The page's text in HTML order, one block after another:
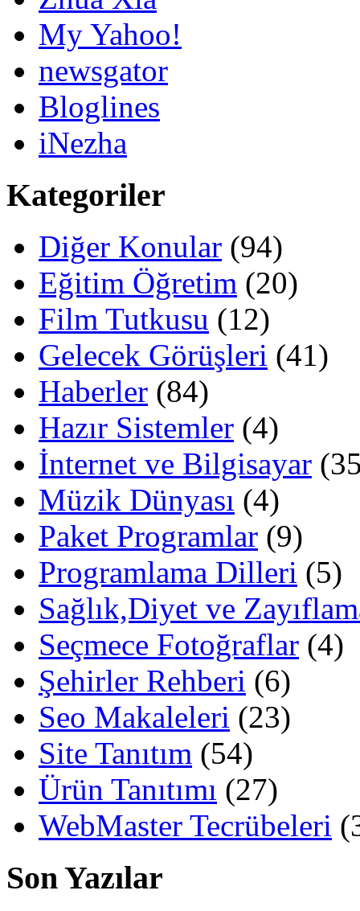
My Yahoo!
newsgator
Bloglines
iNezha
Kategoriler
Diğer Konular (94)
Eğitim Öğretim (20)
Film Tutkusu (12)
Gelecek Görüşleri (41)
Haberler (84)
Hazır Sistemler (4)
İnternet ve Bilgisayar
Müzik Dünyası (4)
Paket Programlar (9)
Programlama Dilleri (5)
Sağlık,Diyet ve
Seçmece Fotoğraflar (4)
Şehirler Rehberi (6)
Seo Makaleleri (23)
Site Tanıtım (54)
Ürün Tanıtımı (27)
WebMaster Tecrübeleri
Son Yazılar